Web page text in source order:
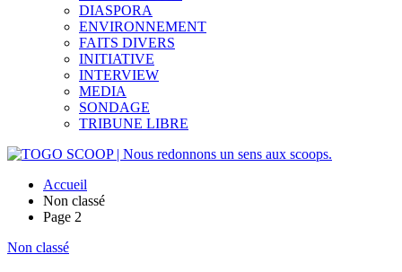
DIASPORA
ENVIRONNEMENT
FAITS DIVERS
INITIATIVE
INTERVIEW
MEDIA
SONDAGE
TRIBUNE LIBRE
Accueil
Non classé
Page 2
Non classé